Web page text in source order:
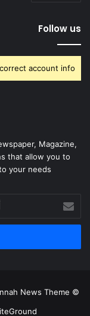
Follow us
account info.
Magazine,
that allow you to
your needs.
بريدك
الإلكتروني
© Copyright 2026, All Rights Reserved |
News Theme